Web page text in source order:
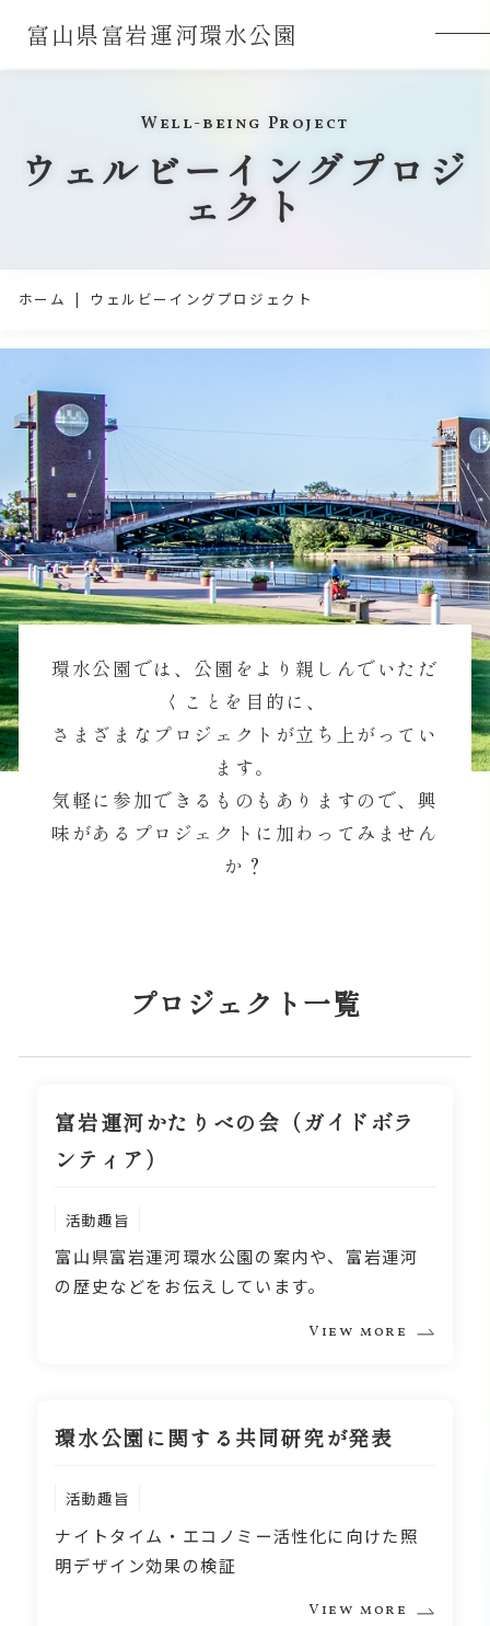
富山県富岩運河環水公園
Well-being Project
ウェルビーイングプロジ
ェクト
ホーム ウェルビーイングプロジェクト
環水公園では、公園をより親しんでいただ
くことを目的に、
さまざまなプロジェクトが立ち上がってい
ます。
気軽に参加できるものもありますので、興
味があるプロジェクトに加わってみません
か？
プロジェクト一覧
富岩運河かたりべの会（ガイドボラ
ンティア）
活動趣旨
富山県富岩運河環水公園の案内や、富岩運河
の歴史などをお伝えしています。
View more
環水公園に関する共同研究が発表
活動趣旨
ナイトタイム・エコノミー活性化に向けた照
明デザイン効果の検証
View more